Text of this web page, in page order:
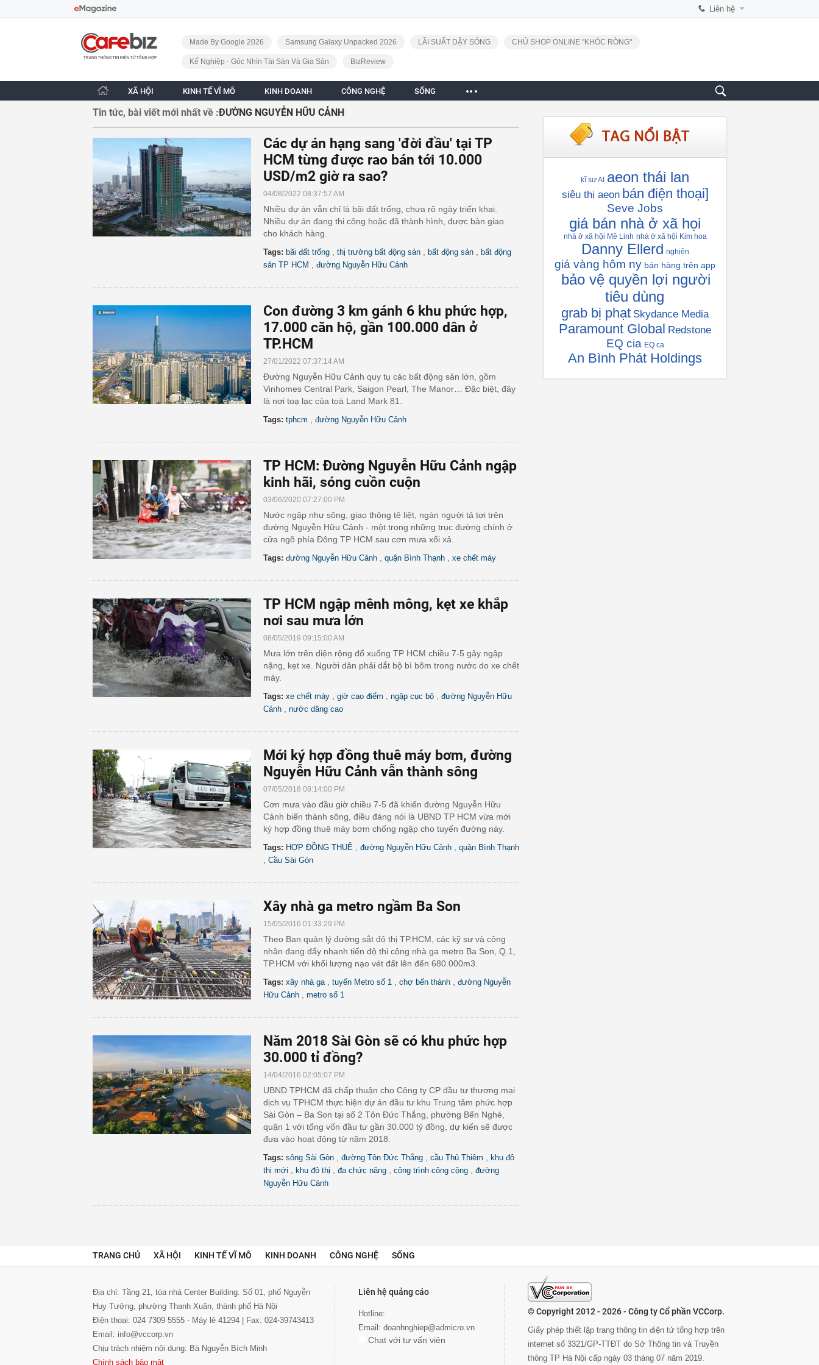
Liên hệ
CafeBiz - Trang chủ
Made By Google 2026
Samsung Galaxy Unpacked 2026 LÃI SUẤT DẬY SÓNG CHỦ SHOP ONLINE "KHÓC RÒNG"
Kế Nghiệp - Góc Nhìn Tài Sản Và Gia Sản BizReview
XÃ HỘI KINH TẾ VĨ MÔ KINH DOANH CÔNG NGHỆ SỐNG
Tin tức, bài viết mới nhất về :ĐƯỜNG NGUYỄN HỮU CẢNH
Các dự án hạng sang 'đời đầu' tại TP
HCM từng được rao bán tới 10.000
USD/m2 giờ ra sao?
04/08/2022 08:37:57 AM
Nhiều dự án vẫn chỉ là bãi đất trống, chưa rõ ngày triển khai.
Nhiều dự án đang thi công hoặc đã thành hình, được bàn giao
cho khách hàng.
Tags: bãi đất trống thị trường bất động sản bất động sản
bất động
sản TP HCM
đường Nguyễn Hữu Cảnh
Con đường 3 km gánh 6 khu phức hợp,
17.000 căn hộ, gần 100.000 dân ở
TP.HCM
27/01/2022 07:37:14 AM
Đường Nguyễn Hữu Cảnh quy tụ các bất động sản lớn, gồm
Vinhomes Central Park, Saigon Pearl, The Manor… Đặc biệt, đây
là nơi toạ lạc của toà Land Mark 81.
Tags: tphcm đường Nguyễn Hữu Cảnh
TP HCM: Đường Nguyễn Hữu Cảnh ngập
kinh hãi, sóng cuồn cuộn
03/06/2020 07:27:00 PM
Nước ngập như sông, giao thông tê liệt, ngàn người tả tơi trên
đường Nguyễn Hữu Cảnh - một trong những trục đường chính ở
cửa ngõ phía Đông TP HCM sau cơn mưa xối xả.
Tags: đường Nguyễn Hữu Cảnh quận Bình Thạnh xe chết máy
TP HCM ngập mênh mông, kẹt xe khắp
nơi sau mưa lớn
08/05/2019 09:15:00 AM
Mưa lớn trên diện rộng đổ xuống TP HCM chiều 7-5 gây ngập
nặng, kẹt xe. Người dân phải dắt bộ bì bõm trong nước do xe chết
máy.
Tags: xe chết máy giờ cao điểm ngập cục bộ
đường Nguyễn Hữu
Cảnh
nước dâng cao
Mới ký hợp đồng thuê máy bơm, đường
Nguyễn Hữu Cảnh vẫn thành sông
07/05/2018 08:14:00 PM
Cơn mưa vào đầu giờ chiều 7-5 đã khiến đường Nguyễn Hữu
Cảnh biến thành sông, điều đáng nói là UBND TP HCM vừa mới
ký hợp đồng thuê máy bơm chống ngập cho tuyến đường này.
Tags: HỢP ĐỒNG THUÊ đường Nguyễn Hữu Cảnh quận Bình Thạnh
Cầu Sài Gòn
Xây nhà ga metro ngầm Ba Son
15/05/2016 01:33:29 PM
Theo Ban quản lý đường sắt đô thị TP.HCM, các kỹ sư và công
nhân đang đẩy nhanh tiến độ thi công nhà ga metro Ba Son, Q.1,
TP.HCM với khối lượng nạo vét đất lên đến 680.000m3.
Tags: xây nhà ga tuyến Metro số 1 chợ bến thành
đường Nguyễn
Hữu Cảnh
metro số 1
Năm 2018 Sài Gòn sẽ có khu phức hợp
30.000 tỉ đồng?
14/04/2016 02:05:07 PM
UBND TPHCM đã chấp thuận cho Công ty CP đầu tư thương mại
dịch vụ TPHCM thực hiện dự án đầu tư khu Trung tâm phức hợp
Sài Gòn – Ba Son tại số 2 Tôn Đức Thắng, phường Bến Nghé,
quận 1 với tổng vốn đầu tư gần 30.000 tỷ đồng, dự kiến sẽ được
đưa vào hoạt động từ năm 2018.
Tags: sông Sài Gòn đường Tôn Đức Thắng cầu Thủ Thiêm
khu đô
thị mới
khu đô thị đa chức năng công trình công cộng
đường
Nguyễn Hữu Cảnh
kĩ sư AI aeon thái lan
siêu thị aeon bán điện thoại]
Seve Jobs
giá bán nhà ở xã họi
nhà ở xã hội Mê Linh nhà ở xã hội Kim hoa
Danny Ellerd nghiện
giá vàng hôm ny bán hàng trên app
bảo vệ quyền lợi người
tiêu dùng
grab bị phạt Skydance Media
Paramount Global Redstone
EQ cia EQ ca
An Bình Phát Holdings
TRANG CHỦ XÃ HỘI KINH TẾ VĨ MÔ KINH DOANH CÔNG NGHỆ SỐNG
Địa chỉ: Tầng 21, tòa nhà Center Building. Số 01, phố Nguyễn
Huy Tưởng, phường Thanh Xuân, thành phố Hà Nội
Điện thoại: 024 7309 5555 - Máy lẻ 41294 | Fax: 024-39743413
Email: info@vccorp.vn
Chịu trách nhiệm nội dung: Bà Nguyễn Bích Minh
Chính sách bảo mật
Liên hệ quảng cáo
Hotline:
Email: doanhnghiep@admicro.vn
Chat với tư vấn viên
© Copyright 2012 - 2026 - Công ty Cổ phần VCCorp.
Giấy phép thiết lập trang thông tin điện tử tổng hợp trên
internet số 3321/GP-TTĐT do Sở Thông tin và Truyền
thông TP Hà Nội cấp ngày 03 tháng 07 năm 2019.